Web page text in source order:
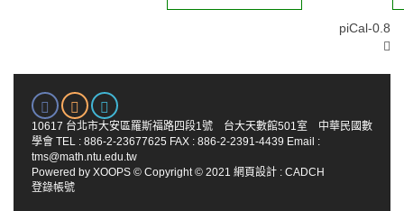
piCal-0.8
10617 台北市大安區羅斯福路四段1號 台大天數館501室 中華民國數
學會 TEL : 886-2-23677625 FAX : 886-2-2391-4439 Email :
tms@math.ntu.edu.tw
Powered by XOOPS © Copyright © 2021 網頁設計 : CADCH
登錄帳號